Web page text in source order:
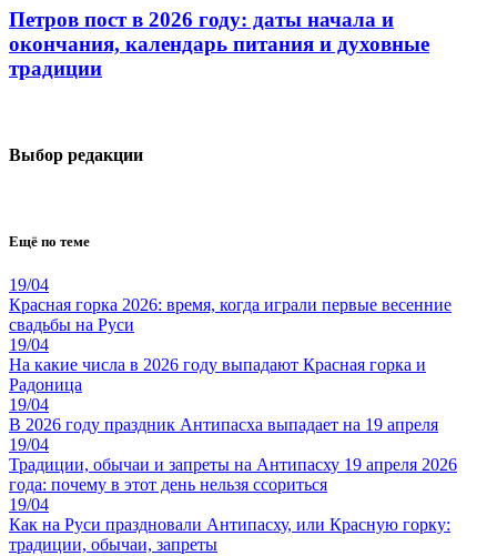
Петров пост в 2026 году: даты начала и
окончания, календарь питания и духовные
традиции
Выбор редакции
Ещё по теме
19/04
Красная горка 2026: время, когда играли первые весенние
свадьбы на Руси
19/04
На какие числа в 2026 году выпадают Красная горка и
Радоница
19/04
В 2026 году праздник Антипасха выпадает на 19 апреля
19/04
Традиции, обычаи и запреты на Антипасху 19 апреля 2026
года: почему в этот день нельзя ссориться
19/04
Как на Руси праздновали Антипасху, или Красную горку:
традиции, обычаи, запреты